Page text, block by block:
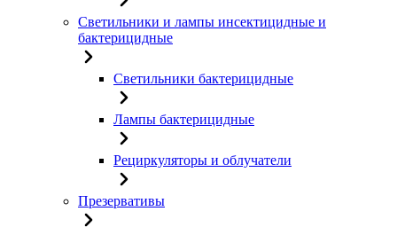
Светильники и лампы инсектицидные и
бактерицидные
Светильники бактерицидные
Лампы бактерицидные
Рециркуляторы и облучатели
Презервативы